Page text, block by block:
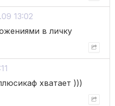
13:02
в личку
хватает )))